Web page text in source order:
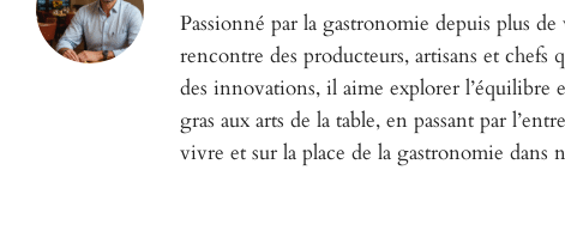
Passionné par la gastronomie depuis plus
rencontre des producteurs, artisans et
des innovations, il aime explorer l’équilibre
gras aux arts de la table, en passant par
vivre et sur la place de la gastronomie dans